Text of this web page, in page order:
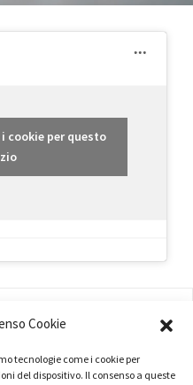
Cookie
tecnologie come i cookie per
del dispositivo. Il consenso a queste
cookie per questo